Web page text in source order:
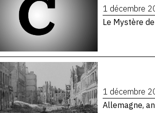
1 décembre
Le Mystère
1 décembre
Allemagne,